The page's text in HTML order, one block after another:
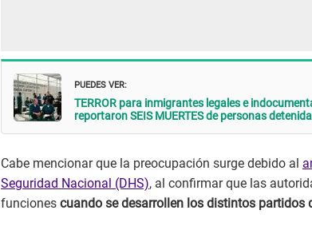
PUEDES VER:
TERROR para inmigrantes legales e
reportaron SEIS MUERTES de personas
Cabe mencionar que la preocupación surge debido al
Seguridad Nacional (DHS), al confirmar que las
funciones cuando se desarrollen los distintos partidos